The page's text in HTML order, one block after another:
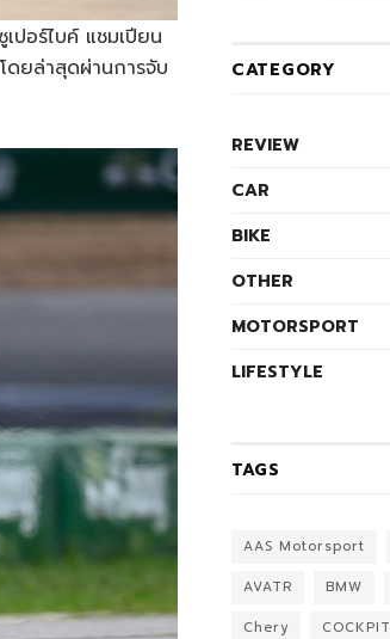
ปอร์ไบค์ แชมเปียน
ดยล่าสุดผ่านการจับ
CATEGORY
REVIEW
CAR
BIKE
OTHER
MOTORSPORT
LIFESTYLE
TAGS
AAS Motorsport
AVATR
BMW
Chery
COCKPIT